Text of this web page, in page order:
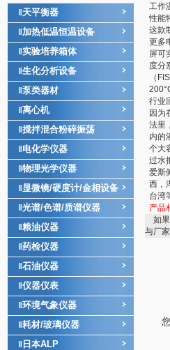
天平衡器
加热低温恒温设备
实验培养箱体
生化分析设备
泵类器材
离心机
搅拌混合粉碎振荡
电化学仪器
物理光学仪器
显微镜/硬度计/金相设备
光谱/色谱/质谱仪器
粮油仪器
药检仪器
石油仪器
仪器仪表
环境气象仪器
耗材/玻璃仪器
日本ALP
工作
性能
这款
更多
屏可
度分
（
行业
因为
法里
内的
个大
过水
爱斯
西，
台湾
产品
如果
与厂